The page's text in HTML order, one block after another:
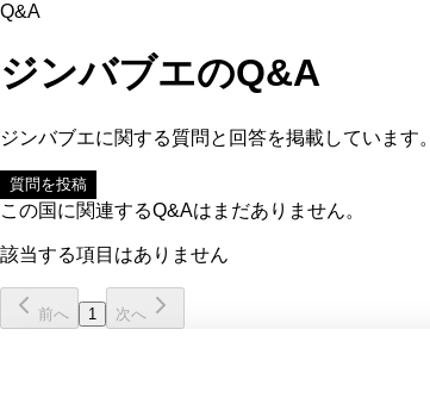
Q&A
ジンバブエのQ&A
ジンバブエに関する質問と回答を掲載しています。
質問を投稿
この国に関連するQ&Aはまだありません。
該当する項目はありません
前へ 1 次へ